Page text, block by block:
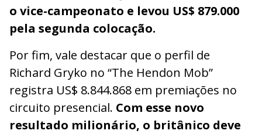
o vice-campeonato e levou US$ 879.000
pela segunda colocação.
Por fim, vale destacar que o perfil de
Richard Gryko no “The Hendon Mob”
registra US$ 8.844.868 em premiações no
circuito presencial. Com esse novo
resultado milionário, o britânico deve